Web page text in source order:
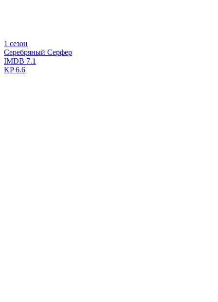
1 сезон
Серебряный Серфер
IMDB 7.1
KP6.6